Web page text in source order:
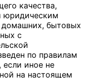
качества,
юридическим
бытовых
с
по правилам
если иное не
на настоящем